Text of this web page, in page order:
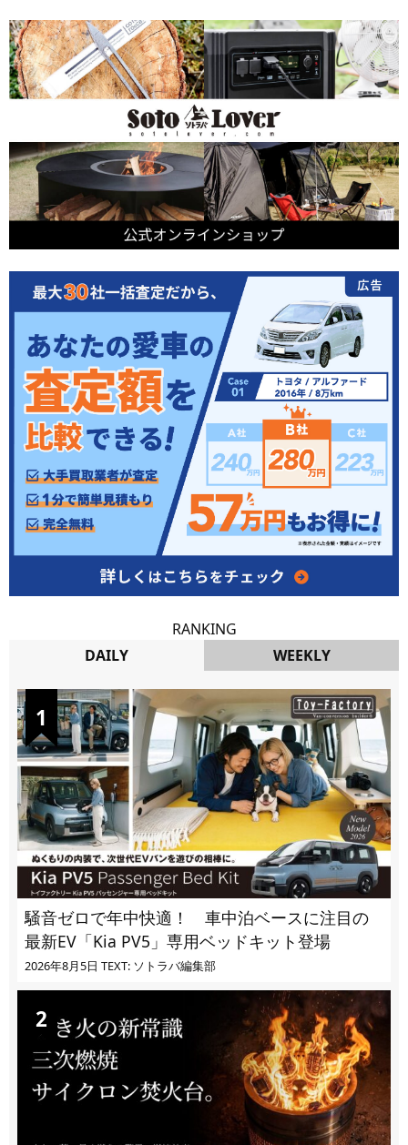
RANKING
DAILY
WEEKLY
騒音ゼロで年中快適！ 車中泊ベースに注目の
最新EV「Kia PV5」専用ベッドキット登場
2026年8月5日 TEXT: ソトラバ編集部